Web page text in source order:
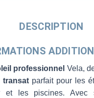
DESCRIPTION
professionnel Vela,
transat parfait pour les
et les piscines. Avec